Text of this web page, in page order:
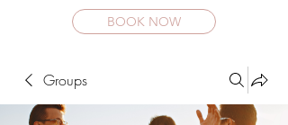
BOOK NOW
Groups